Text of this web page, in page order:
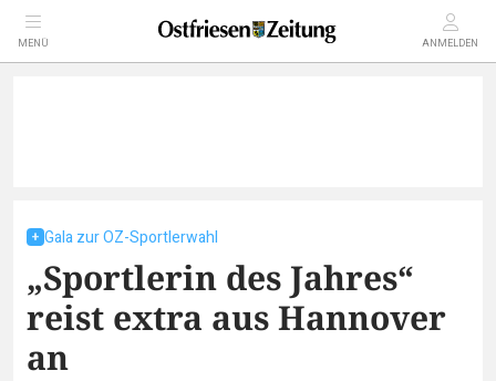
MENÜ ANMELDEN
Gala zur OZ-Sportlerwahl
„Sportlerin des Jahres“
reist extra aus Hannover
an